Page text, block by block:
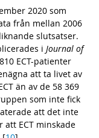
2020 som
från mellan 2006
slutsatser.
i Journal of
ECT-patienter
att ta livet av
än av de 58 369
som inte fick
att det inte
att ECT minskade